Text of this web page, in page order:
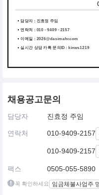
담당자 : 진효정 주임
연락처 : 010 - 9409 - 2157
이메일 : 2026@dasimahr.com
실시간 상담 카톡 문의ID : kinws1219
채용공고문의
담당자 진효정 주임
연락처 010-9409-2157
010-9409-2157
팩스 0505-055-5890
꼭 확인하세요 임금체불사업주